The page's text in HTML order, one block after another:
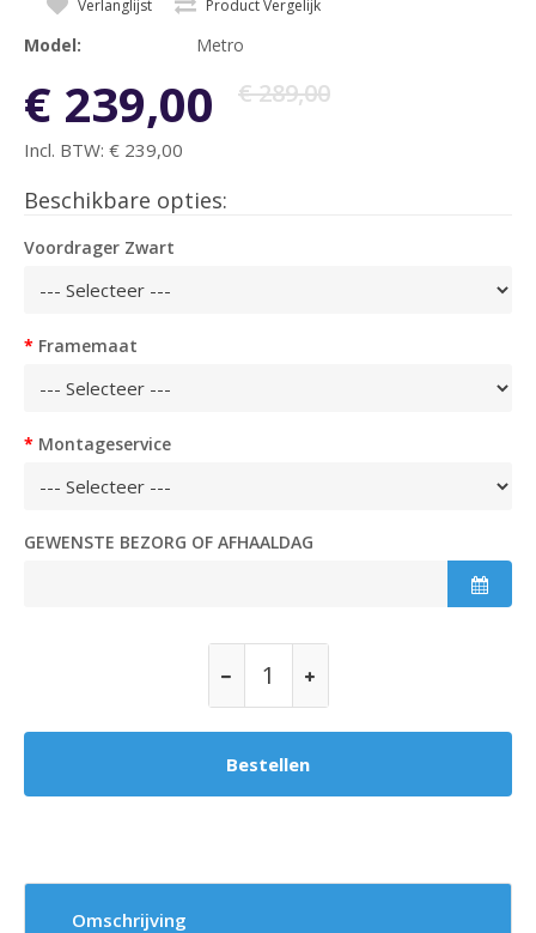
Verlanglijst Product Vergelijk
Model: Metro
€ 239,00 € 289,00
Incl. BTW: € 239,00
Beschikbare opties:
Voordrager Zwart
Framemaat
Montageservice
GEWENSTE BEZORG OF AFHAALDAG
Omschrijving